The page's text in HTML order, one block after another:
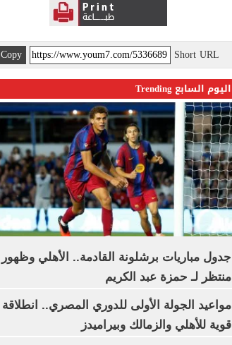
Short URL
Copy
اليوم السابع Trending
جدول مباريات برشلونة القادمة.. الأهلي وظهور
منتظر لـ حمزة عبد الكريم
مواعيد الجولة الأولى للدوري المصري.. انطلاقة
قوية للأهلي والزمالك وبيراميدز